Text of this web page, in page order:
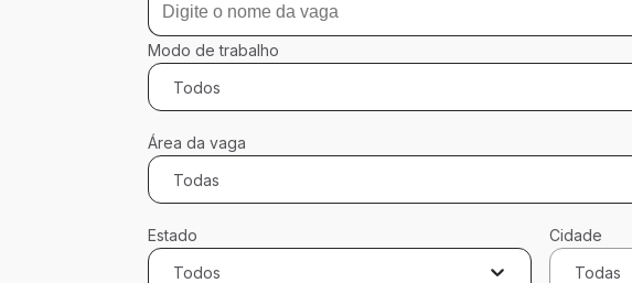
Modo de trabalho
Todos
Área da vaga
Todas
Estado
Todos
Cidade
Todas